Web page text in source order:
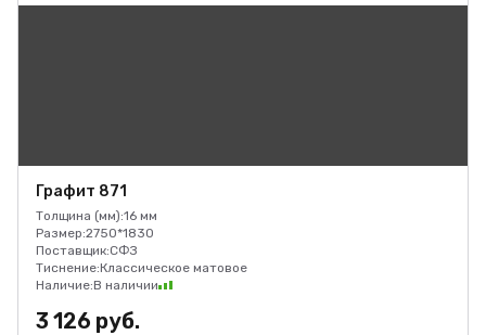
Графит 871
Толщина (мм):16 мм
Размер:2750*1830
Поставщик:СФЗ
Тиснение:Классическое матовое
Наличие:В наличии
3 126 руб.